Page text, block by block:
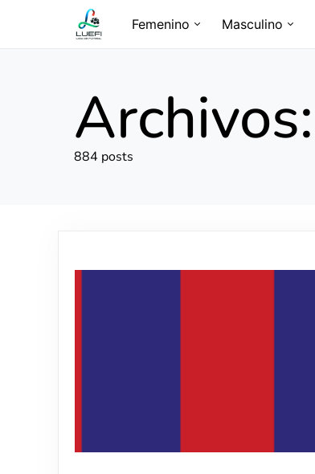
Femenino Masculino
Archivos:
884 posts